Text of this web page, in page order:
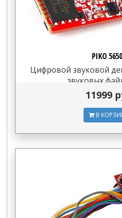
PIKO
Цифровой звуковой
звуковых
11999
В